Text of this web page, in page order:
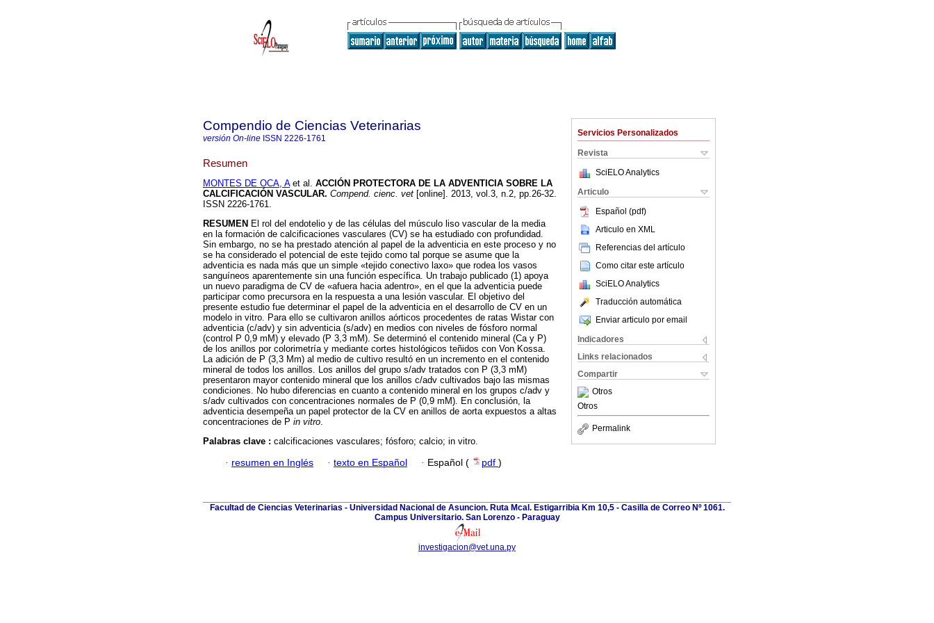
Servicios Personalizados
Revista
SciELO Analytics
Articulo
Español (pdf)
Articulo en XML
Referencias del artículo
Como citar este artículo
SciELO Analytics
Traducción automática
Enviar articulo por email
Indicadores
Links relacionados
Compartir
Otros
Otros
Permalink
Compendio de Ciencias Veterinarias
versión On-line ISSN 2226-1761
Resumen
MONTES DE OCA, Aet al. ACCIÓN PROTECTORA DE LA ADVENTICIA SOBRE LA
CALCIFICACIÓN VASCULAR. Compend. cienc. vet [online]. 2013, vol.3, n.2, pp.26-32.
ISSN 2226-1761.
RESUMEN El rol del endotelio y de las células del músculo liso vascular de la media
en la formación de calcificaciones vasculares (CV) se ha estudiado con profundidad.
Sin embargo, no se ha prestado atención al papel de la adventicia en este proceso y no
se ha considerado el potencial de este tejido como tal porque se asume que la
adventicia es nada más que un simple «tejido conectivo laxo» que rodea los vasos
sanguíneos aparentemente sin una función específica. Un trabajo publicado (1) apoya
un nuevo paradigma de CV de «afuera hacia adentro», en el que la adventicia puede
participar como precursora en la respuesta a una lesión vascular. El objetivo del
presente estudio fue determinar el papel de la adventicia en el desarrollo de CV en un
modelo in vitro. Para ello se cultivaron anillos aórticos procedentes de ratas Wistar con
adventicia (c/adv) y sin adventicia (s/adv) en medios con niveles de fósforo normal
(control P 0,9 mM) y elevado (P 3,3 mM). Se determinó el contenido mineral (Ca y P)
de los anillos por colorimetría y mediante cortes histológicos teñidos con Von Kossa.
La adición de P (3,3 Mm) al medio de cultivo resultó en un incremento en el contenido
mineral de todos los anillos. Los anillos del grupo s/adv tratados con P (3,3 mM)
presentaron mayor contenido mineral que los anillos c/adv cultivados bajo las mismas
condiciones. No hubo diferencias en cuanto a contenido mineral en los grupos c/adv y
s/adv cultivados con concentraciones normales de P (0,9 mM). En conclusión, la
adventicia desempeña un papel protector de la CV en anillos de aorta expuestos a altas
concentraciones de P in vitro.
Palabras clave : calcificaciones vasculares; fósforo; calcio; in vitro.
· resumen en Inglés · texto en Español · Español ( pdf )
Facultad de Ciencias Veterinarias - Universidad Nacional de Asuncion. Ruta Mcal. Estigarribia Km 10,5 - Casilla de Correo Nº 1061.
Campus Universitario. San Lorenzo - Paraguay
investigacion@vet.una.py